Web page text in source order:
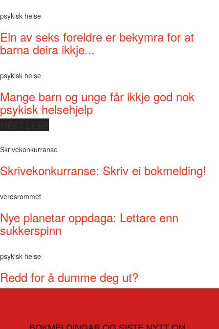
psykisk helse
Ein av seks foreldre er bekymra for at
barna deira ikkje...
psykisk helse
Mange barn og unge får ikkje god nok
psykisk helsehjelp
Skrivekonkurranse
Skrivekonkurranse: Skriv ei bokmelding!
verdsrommet
Nye planetar oppdaga: Lettare enn
sukkerspinn
psykisk helse
Redd for å dumme deg ut?